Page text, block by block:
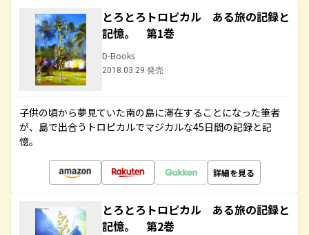
とろとろトロピカル ある旅の記録と
記憶。 第1巻
D-Books
2018.03.29 発売
子供の頃から夢見ていた南の島に滞在することになった筆者
が、島で出合うトロピカルでマジカルな45日間の記録と記
憶。
詳細を見る
とろとろトロピカル ある旅の記録と
記憶。 第2巻